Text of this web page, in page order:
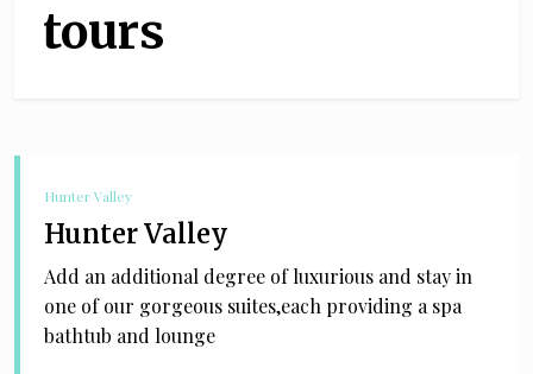
tours
Hunter Valley
Hunter Valley
Add an additional degree of luxurious and stay in
one of our gorgeous suites,each providing a spa
bathtub and lounge